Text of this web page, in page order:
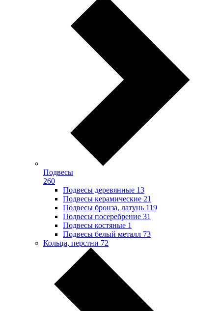
Подвесы
260
Подвесы деревянные 13
Подвесы керамические 21
Подвесы бронза, латунь 119
Подвесы посеребрение 31
Подвесы костяные 1
Подвесы белый металл 73
Кольца, перстни 72